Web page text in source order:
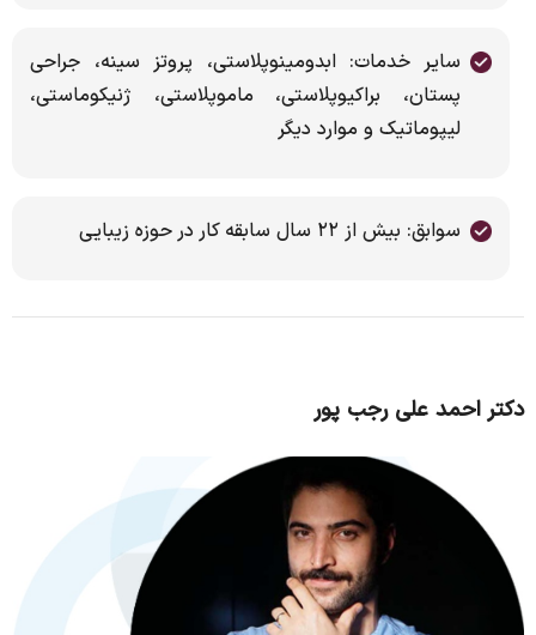
سایر خدمات: ابدومینوپلاستی، پروتز سینه، جراحی
پستان، براکیوپلاستی، ماموپلاستی، ژنیکوماستی،
لیپوماتیک و موارد دیگر
سوابق: بیش از ۲۲ سال سابقه کار در حوزه زیبایی
دکتر احمد علی رجب پور